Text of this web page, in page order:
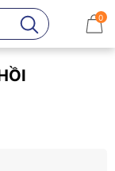
0